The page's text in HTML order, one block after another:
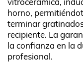
horno,
terminar
recipiente. La
la confianza en la
profesional.